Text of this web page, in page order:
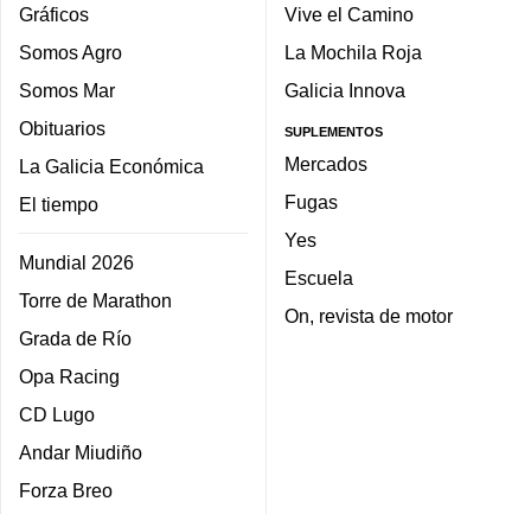
Gráficos
Somos Agro
Somos Mar
Obituarios
La Galicia Económica
El tiempo
Mundial 2026
Torre de Marathon
Grada de Río
Opa Racing
CD Lugo
Andar Miudiño
Forza Breo
Vive el Camino
La Mochila Roja
Galicia Innova
SUPLEMENTOS
Mercados
Fugas
Yes
Escuela
On, revista de motor